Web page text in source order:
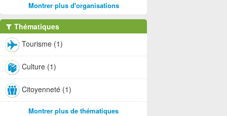
Montrer plus d'organisations
Thématiques
Tourisme (1)
Culture (1)
Citoyenneté (1)
Montrer plus de thématiques